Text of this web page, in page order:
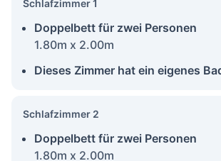
Schlafzimmer 1
Doppelbett für zwei Personen
1.80m x 2.00m
Dieses Zimmer hat ein eigenes
Schlafzimmer 2
Doppelbett für zwei Personen
1.80m x 2.00m